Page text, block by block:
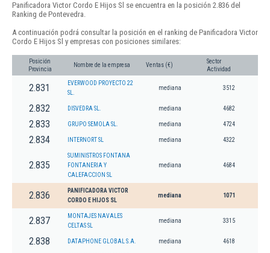
Panificadora Victor Cordo E Hijos Sl se encuentra en la posición 2.836 del
Ranking de Pontevedra.
A continuación podrá consultar la posición en el ranking de Panificadora Victor
Cordo E Hijos Sl y empresas con posiciones similares:
Posición
Provincia
Nombre de la empresa Ventas (€)
Sector
Actividad
2.831
EVERWOOD PROYECTO 22
SL.
mediana 3512
2.832 DISVEDRA SL. mediana 4682
2.833 GRUPO SEMOLA SL. mediana 4724
2.834 INTERNORT SL mediana 4322
2.835
SUMINISTROS FONTANA
FONTANERIA Y
CALEFACCION SL
mediana 4684
2.836
PANIFICADORA VICTOR
CORDO E HIJOS SL
mediana 1071
2.837
MONTAJES NAVALES
CELTAS SL
mediana 3315
2.838 DATAPHONE GLOBAL S.A. mediana 4618